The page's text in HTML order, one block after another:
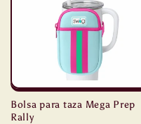
Bolsa para taza Mega Prep
Rally